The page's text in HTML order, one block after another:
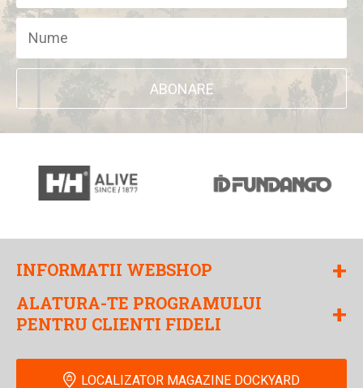
ABONARE
INFORMATII WEBSHOP +
ALATURA-TE PROGRAMULUI
PENTRU CLIENTI FIDELI
+
LOCALIZATOR MAGAZINE DOCKYARD